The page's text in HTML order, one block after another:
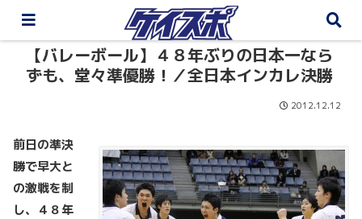
【バレーボール】４８年ぶりの日本一なら
ずも、堂々準優勝！／全日本インカレ決勝
2012.12.12
前日の準決
勝で早大と
の激戦を制
し、４８年